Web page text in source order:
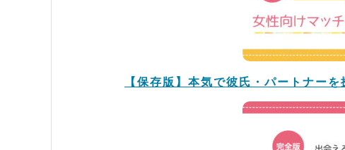
【保存版】本気で彼氏・パートナー